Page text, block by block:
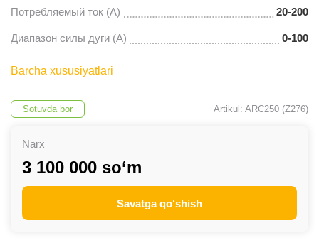
Потребляемый ток (A) 20-200
Диапазон силы дуги (A) 0-100
Barcha xususiyatlari
Sotuvda bor Artikul: ARC250 (Z276)
Narx
3 100 000 so‘m
Savatga qo‘shish